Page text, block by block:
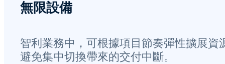
無限設備
智利業務中，可根據項目節奏彈性擴展資
避免集中切換帶來的交付中斷。